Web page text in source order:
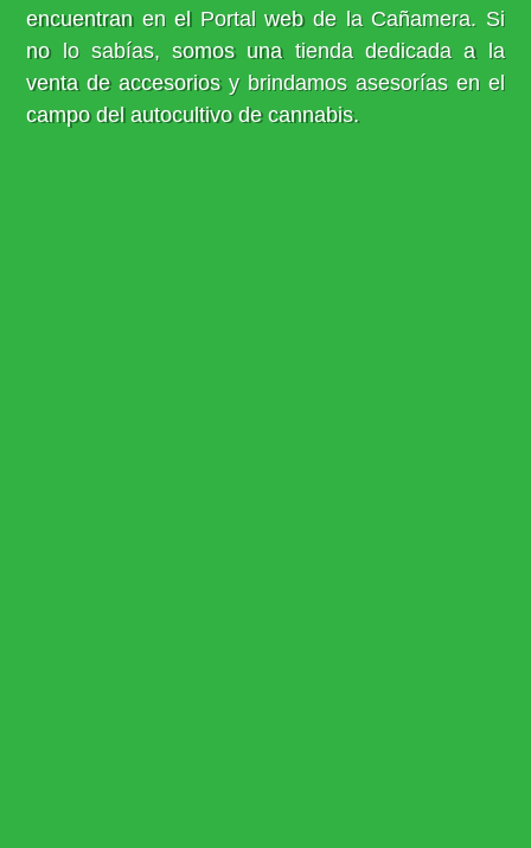
encuentran en el Portal web de la Cañamera. Si
no lo sabías, somos una tienda dedicada a la
venta de accesorios y brindamos asesorías en el
campo del autocultivo de cannabis.